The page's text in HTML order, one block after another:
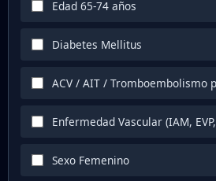
Edad 65-74 años
Diabetes Mellitus
ACV / AIT / Tromboembolismo
Enfermedad Vascular (IAM,
Sexo Femenino